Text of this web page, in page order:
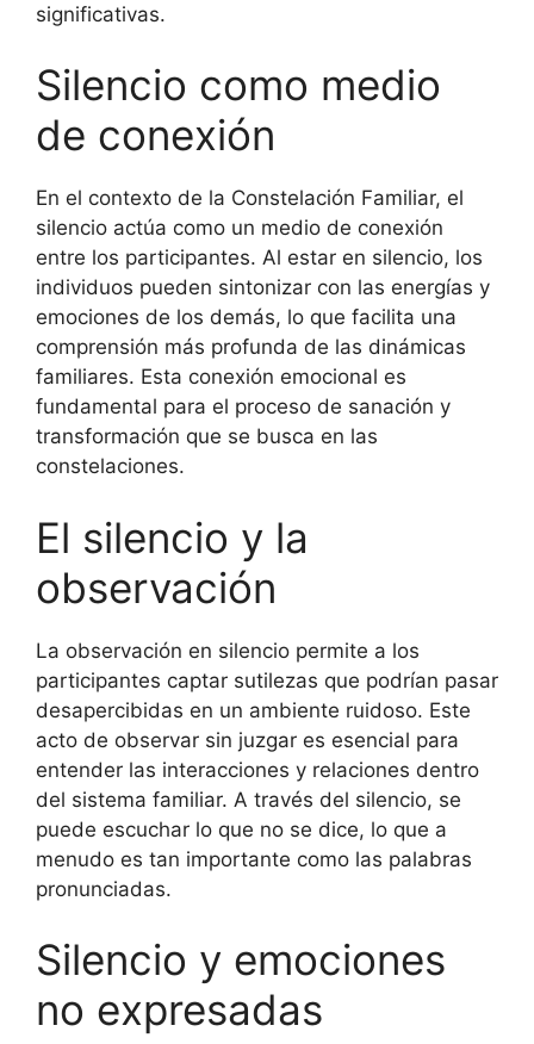
significativas.
Silencio como medio
de conexión
En el contexto de la Constelación Familiar, el
silencio actúa como un medio de conexión
entre los participantes. Al estar en silencio, los
individuos pueden sintonizar con las energías y
emociones de los demás, lo que facilita una
comprensión más profunda de las dinámicas
familiares. Esta conexión emocional es
fundamental para el proceso de sanación y
transformación que se busca en las
constelaciones.
El silencio y la
observación
La observación en silencio permite a los
participantes captar sutilezas que podrían pasar
desapercibidas en un ambiente ruidoso. Este
acto de observar sin juzgar es esencial para
entender las interacciones y relaciones dentro
del sistema familiar. A través del silencio, se
puede escuchar lo que no se dice, lo que a
menudo es tan importante como las palabras
pronunciadas.
Silencio y emociones
no expresadas